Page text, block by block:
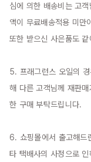
심에 의한 배송비는 고
액이 무료배송적용 미만
또한 받으신 사은품도
5. 프래그런스 오일의
해 다른 고객님께 재판
한 구매 부탁드립니다.
6. 쇼핑몰에서 출고해드
타 택배사의 사정으로